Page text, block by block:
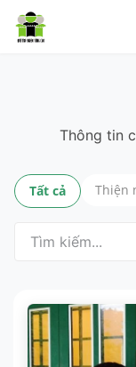
Thông tin
Tất cả Thiện